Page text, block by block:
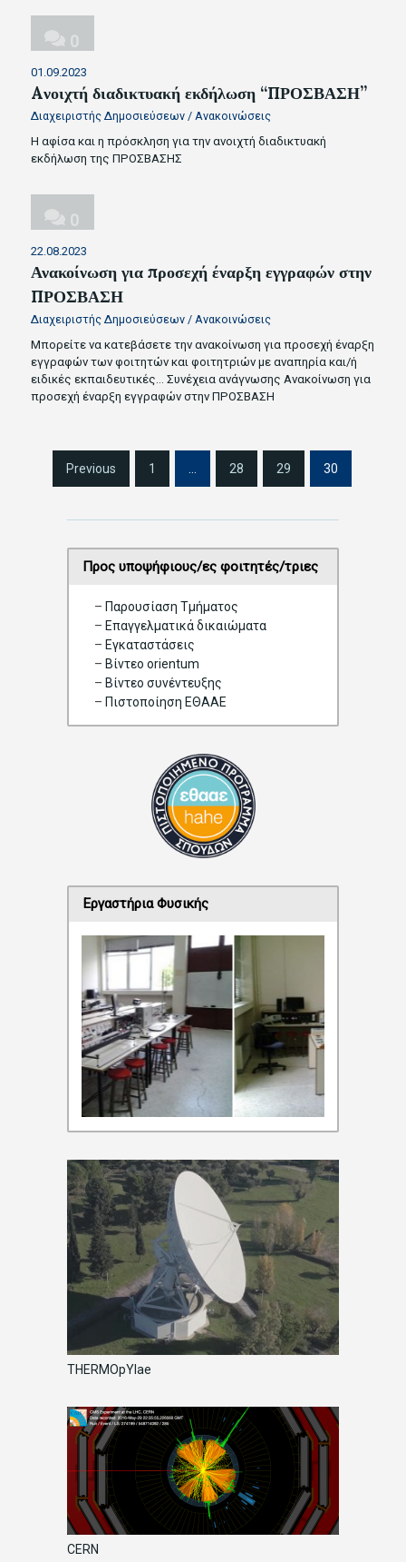
0
01.09.2023
Aνοιχτή διαδικτυακή εκδήλωση “ΠΡΟΣΒΑΣΗ”
Διαχειριστής Δημοσιεύσεων / Ανακοινώσεις
Η αφίσα και η πρόσκληση για την ανοιχτή διαδικτυακή
εκδήλωση της ΠΡΟΣΒΑΣΗΣ
0
22.08.2023
Ανακοίνωση για προσεχή έναρξη εγγραφών στην
ΠΡΟΣΒΑΣΗ
Διαχειριστής Δημοσιεύσεων / Ανακοινώσεις
Μπορείτε να κατεβάσετε την ανακοίνωση για προσεχή έναρξη
εγγραφών των φοιτητών και φοιτητριών με αναπηρία και/ή
ειδικές εκπαιδευτικές… Συνέχεια ανάγνωσης Ανακοίνωση για
προσεχή έναρξη εγγραφών στην ΠΡΟΣΒΑΣΗ
Previous 1 … 28 29 30
Προς υποψήφιους/ες φοιτητές/τριες
– Παρουσίαση Τμήματος
– Επαγγελματικά δικαιώματα
– Eγκαταστάσεις
– Βίντεο orientum
– Bίντεο συνέντευξης
– Πιστοποίηση ΕΘΑΑΕ
Εργαστήρια Φυσικής
THERMOpYlae
CERN